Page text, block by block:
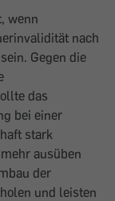
wenn
nach
Gegen die
das
bei einer
stark
ausüben
der
und leisten